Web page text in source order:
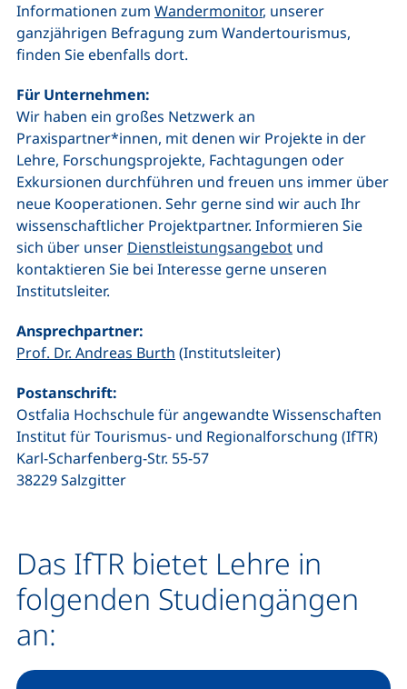
Informationen zum Wandermonitor, unserer
ganzjährigen Befragung zum Wandertourismus,
finden Sie ebenfalls dort.
Für Unternehmen:
Wir haben ein großes Netzwerk an
Praxispartner*innen, mit denen wir Projekte in der
Lehre, Forschungsprojekte, Fachtagungen oder
Exkursionen durchführen und freuen uns immer über
neue Kooperationen. Sehr gerne sind wir auch Ihr
wissenschaftlicher Projektpartner. Informieren Sie
sich über unser Dienstleistungsangebot und
kontaktieren Sie bei Interesse gerne unseren
Institutsleiter.
Ansprechpartner:
Prof. Dr. Andreas Burth (Institutsleiter)
Postanschrift:
Ostfalia Hochschule für angewandte Wissenschaften
Institut für Tourismus- und Regionalforschung (IfTR)
Karl-Scharfenberg-Str. 55-57
38229 Salzgitter
Das IfTR bietet Lehre in
folgenden Studiengängen
an: